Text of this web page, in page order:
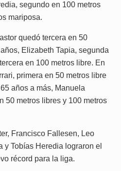
segundo en 100 metros
mariposa.
quedó tercera en 50
Elizabeth Tapia, segunda
en 100 metros libre. En
primera en 50 metros libre
años a más, Manuela
50 metros libres y 100 metros
Francisco Fallesen, Leo
y Tobías Heredia lograron el
récord para la liga.